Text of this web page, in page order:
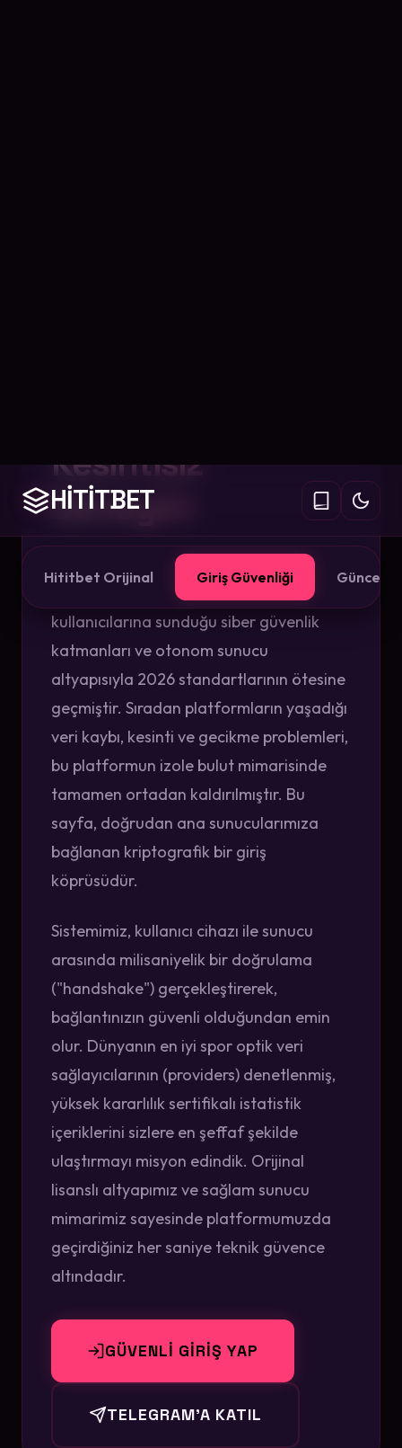
Kesintisiz
Deneyim
Modern dijital veri ve istatistik dünyasının
temel yapıtaşı olan
Hititbet
kullanıcılarına sunduğu siber güvenlik
katmanları ve otonom sunucu
altyapısıyla 2026 standartlarının ötesine
geçmiştir. Sıradan platformların yaşadığı
veri kaybı, kesinti ve gecikme problemleri,
bu platformun izole bulut mimarisinde
tamamen ortadan kaldırılmıştır. Bu
sayfa, doğrudan ana sunucularımıza
bağlanan kriptografik bir giriş
köprüsüdür.
Sistemimiz, kullanıcı cihazı ile sunucu
arasında milisaniyelik bir doğrulama
("handshake") gerçekleştirerek,
bağlantınızın güvenli olduğundan emin
olur. Dünyanın en iyi spor optik veri
sağlayıcılarının (providers) denetlenmiş,
yüksek kararlılık sertifikalı istatistik
içeriklerini sizlere en şeffaf şekilde
ulaştırmayı misyon edindik. Orijinal
lisanslı altyapımız ve sağlam sunucu
mimarimiz sayesinde platformumuzda
geçirdiğiniz her saniye teknik güvence
altındadır.
GÜVENLİ GİRİŞ YAP
TELEGRAM'A KATIL